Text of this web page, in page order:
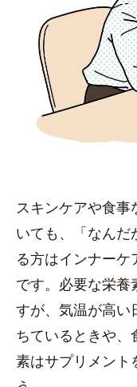
スキンケアや食事
いても、「なんだ
る方はインナー
です。必要な栄
すが、気温が高い
ちているときや、
素はサプリメント